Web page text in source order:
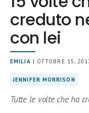
creduto
con lei
EMILIA | OTTOBRE 15,
JENNIFER MORRISON
Tutte le volte che ha